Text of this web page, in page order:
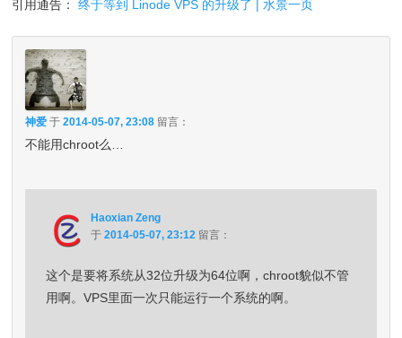
引用通告：终于等到 Linode VPS 的升级了 | 水景一页
神爱 于2014-05-07, 23:08 留言：
不能用chroot么…
Haoxian Zeng
于2014-05-07, 23:12 留言：
这个是要将系统从32位升级为64位啊，chroot貌似不管
用啊。VPS里面一次只能运行一个系统的啊。